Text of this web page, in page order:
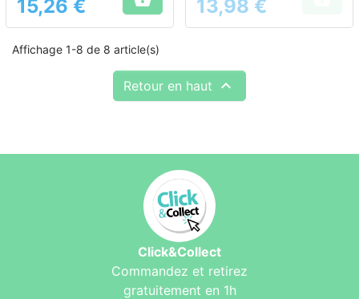
chevelu sensible
Prix
15,26 € Prix
13,98 €
Affichage 1-8 de 8 article(s)
Retour en haut 
Click&Collect
Commandez et retirez
gratuitement en 1h